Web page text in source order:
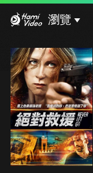
瀏覽